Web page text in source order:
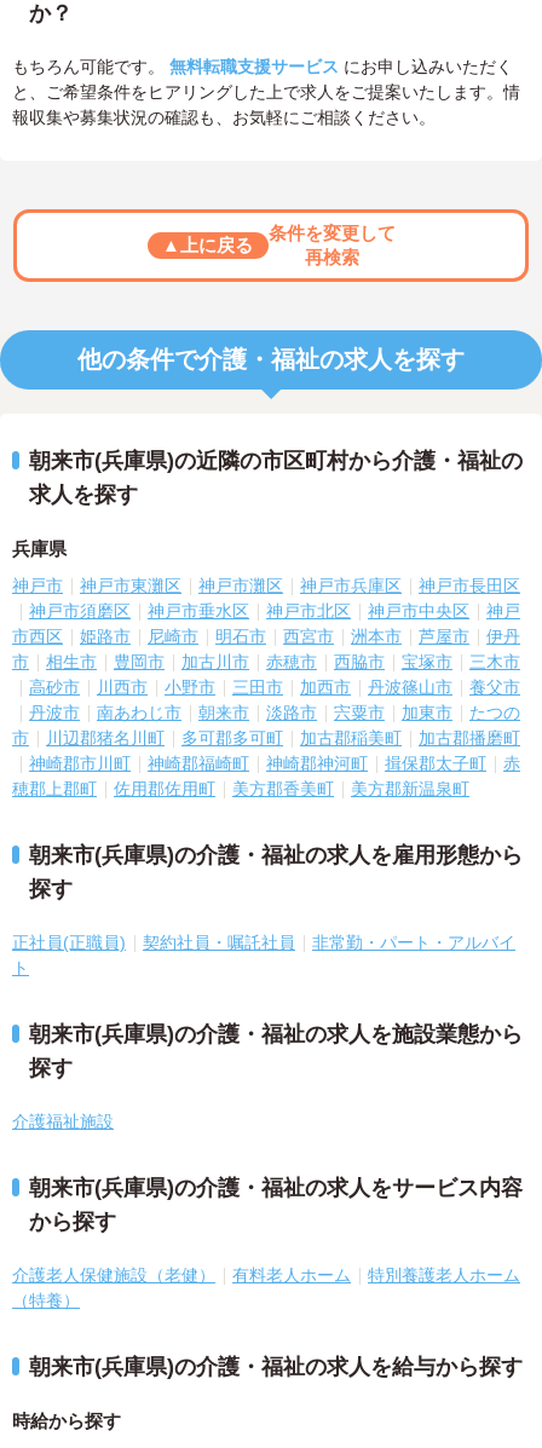
か？
もちろん可能です。 無料転職支援サービス にお申し込みいただく
と、ご希望条件をヒアリングした上で求人をご提案いたします。情
報収集や募集状況の確認も、お気軽にご相談ください。
▲上に戻る
条件を変更して
再検索
他の条件で介護・福祉の求人を探す
朝来市(兵庫県)の近隣の市区町村から介護・福祉の
求人を探す
兵庫県
神戸市 神戸市東灘区 神戸市灘区 神戸市兵庫区
神戸市長田区
神戸市須磨区
神戸市垂水区 神戸市北区 神戸市中央区
神戸
市西区
姫路市 尼崎市 明石市 西宮市 洲本市 芦屋市
伊丹
市
相生市 豊岡市 加古川市 赤穂市 西脇市 宝塚市
三木市
高砂市
川西市 小野市 三田市 加西市 丹波篠山市
養父市
丹波市
南あわじ市 朝来市 淡路市 宍粟市 加東市
たつの
市
川辺郡猪名川町 多可郡多可町 加古郡稲美町
加古郡播磨町
神崎郡市川町
神崎郡福崎町 神崎郡神河町 揖保郡太子町
赤
穂郡上郡町
佐用郡佐用町 美方郡香美町 美方郡新温泉町
朝来市(兵庫県)の介護・福祉の求人を雇用形態から
探す
正社員(正職員) 契約社員・嘱託社員
非常勤・パート・アルバイ
ト
朝来市(兵庫県)の介護・福祉の求人を施設業態から
探す
介護福祉施設
朝来市(兵庫県)の介護・福祉の求人をサービス内容
から探す
介護老人保健施設（老健） 有料老人ホーム
特別養護老人ホーム
（特養）
朝来市(兵庫県)の介護・福祉の求人を給与から探す
時給から探す